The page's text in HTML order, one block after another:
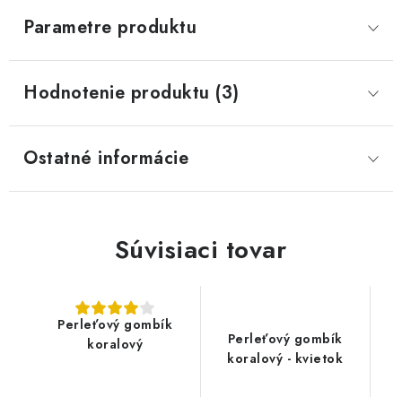
Parametre produktu
Hodnotenie produktu (3)
Ostatné informácie
Súvisiaci tovar
Perleťový gombík
koralový
Perleťový gombík
koralový - kvietok